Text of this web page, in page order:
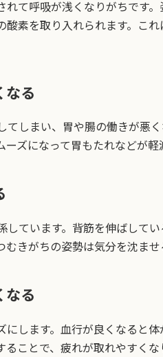
れて呼吸が浅くなりがちです
酸素を取り入れられます。こ
なる
てしまい、胃や腸の働きが悪
ズになって胃もたれなどが軽
しています。背筋を伸ばして
きがちの姿勢は気分を沈ませ
なる
にします。血行が良くなると
ことで、疲れが取れやすくな